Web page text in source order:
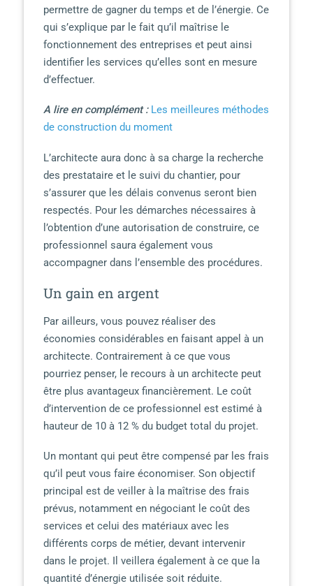
permettre de gagner du temps et de l’énergie. Ce
qui s’explique par le fait qu’il maîtrise le
fonctionnement des entreprises et peut ainsi
identifier les services qu’elles sont en mesure
d’effectuer.
A lire en complément : Les meilleures méthodes
de construction du moment
L’architecte aura donc à sa charge la recherche
des prestataire et le suivi du chantier, pour
s’assurer que les délais convenus seront bien
respectés. Pour les démarches nécessaires à
l’obtention d’une autorisation de construire, ce
professionnel saura également vous
accompagner dans l’ensemble des procédures.
Un gain en argent
Par ailleurs, vous pouvez réaliser des
économies considérables en faisant appel à un
architecte. Contrairement à ce que vous
pourriez penser, le recours à un architecte peut
être plus avantageux financièrement. Le coût
d’intervention de ce professionnel est estimé à
hauteur de 10 à 12 % du budget total du projet.
Un montant qui peut être compensé par les frais
qu’il peut vous faire économiser. Son objectif
principal est de veiller à la maîtrise des frais
prévus, notamment en négociant le coût des
services et celui des matériaux avec les
différents corps de métier, devant intervenir
dans le projet. Il veillera également à ce que la
quantité d’énergie utilisée soit réduite.